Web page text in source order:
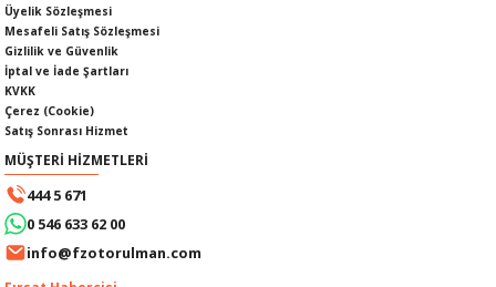
KAPAĞI
Üyelik Sözleşmesi
Mesafeli Satış Sözleşmesi
Gizlilik ve Güvenlik
İptal ve İade Şartları
KVKK
Çerez (Cookie)
Satış Sonrası Hizmet
MÜŞTERİ HİZMETLERİ
444 5 671
0 546 633 62 00
info@fzotorulman.com